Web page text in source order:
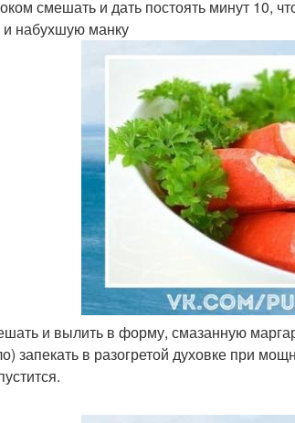
смешать и дать постоять минут 10,
и набухшую манку
и вылить в форму, смазанную
запекать в разогретой духовке при